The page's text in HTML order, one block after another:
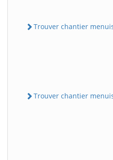
Trouver chantier
Trouver chantier